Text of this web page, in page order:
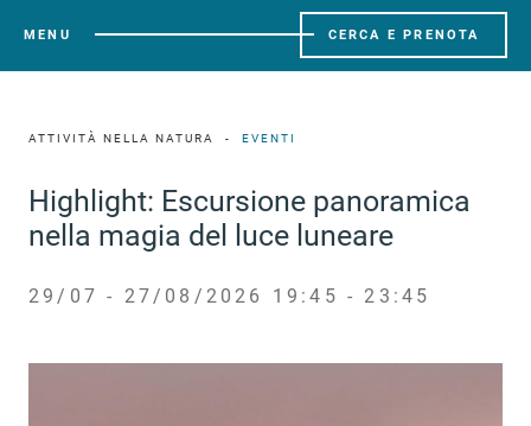
MENU CERCA E PRENOTA
ATTIVITÀ NELLA NATURA EVENTI
Highlight: Escursione panoramica
nella magia del luce luneare
29/07 - 27/08/2026 19:45 - 23:45